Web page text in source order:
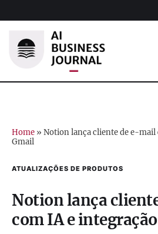
Home » Notion lança cliente de e-mail
Gmail
ATUALIZAÇÕES DE PRODUTOS
Notion lança
com IA e